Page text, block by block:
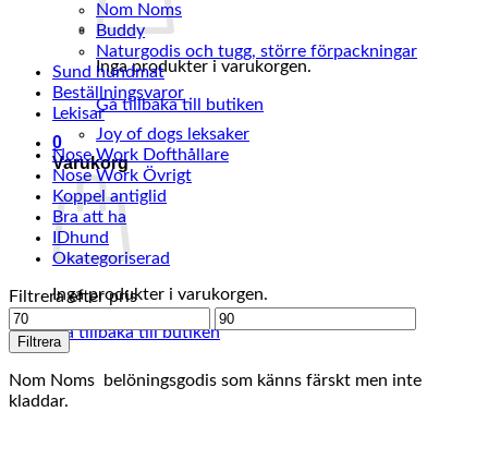
Inga produkter i varukorgen.
Gå tillbaka till butiken
0
Varukorg
Inga produkter i varukorgen.
Gå tillbaka till butiken
Nom Noms
Buddy
Naturgodis och tugg, större förpackningar
Sund hundmat
Beställningsvaror
Lekisar
Joy of dogs leksaker
Nose Work Dofthållare
Nose Work Övrigt
Koppel antiglid
Bra att ha
IDhund
Okategoriserad
Filtrera efter pris
Min
pris
Max
pris
Filtrera
Nom Noms belöningsgodis som känns färskt men inte
kladdar.